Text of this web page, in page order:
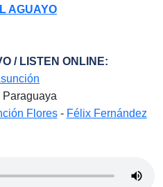
AGUAYO
/ LISTEN ONLINE:
Flores- Félix Fernández